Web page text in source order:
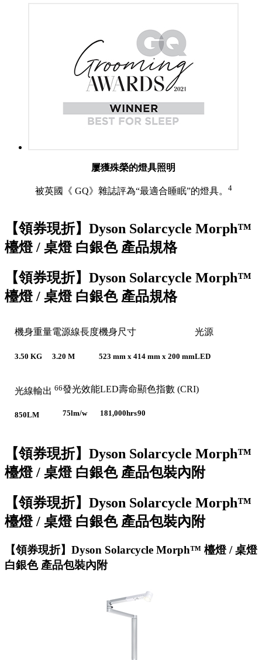
屢獲殊榮的燈具照明
被英國《 GQ》雜誌評為“最適合睡眠”的燈具。 4
【領券現折】Dyson Solarcycle Morph™
檯燈 / 桌燈 白銀色 產品規格
【領券現折】Dyson Solarcycle Morph™
檯燈 / 桌燈 白銀色 產品規格
機身重量
3.50 KG
電源線長度
3.20 M
機身尺寸
523 mm x 414 mm x 200 mm
光源
LED
光線輸出 66
850LM
發光效能
75lm/w
LED壽命
181,000hrs
顯色指數 (CRI)
90
【領券現折】Dyson Solarcycle Morph™
檯燈 / 桌燈 白銀色 產品包裝內附
【領券現折】Dyson Solarcycle Morph™
檯燈 / 桌燈 白銀色 產品包裝內附
【領券現折】Dyson Solarcycle Morph™ 檯燈 / 桌燈
白銀色 產品包裝內附